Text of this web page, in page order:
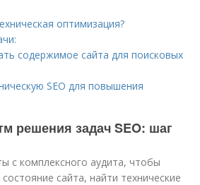
оптимизация?
содержимое сайта для поисковых
SEO для повышения
решения задач SEO: шаг
с комплексного аудита, чтобы
сайта, найти технические